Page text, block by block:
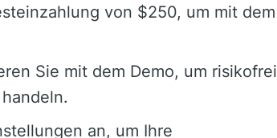
von $250, um mit dem
Sie mit dem Demo, um risikofrei
an, um Ihre